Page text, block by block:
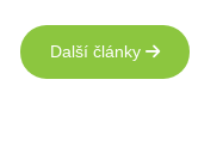
Další články